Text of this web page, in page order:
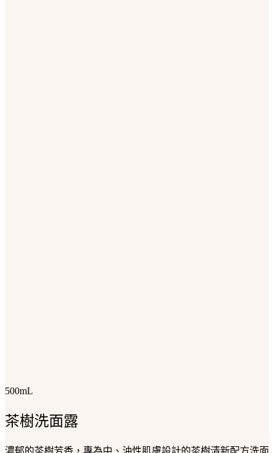
500mL
茶樹洗面露
濃郁的茶樹芳香，專為中、油性肌膚設計的茶樹清新配方洗面